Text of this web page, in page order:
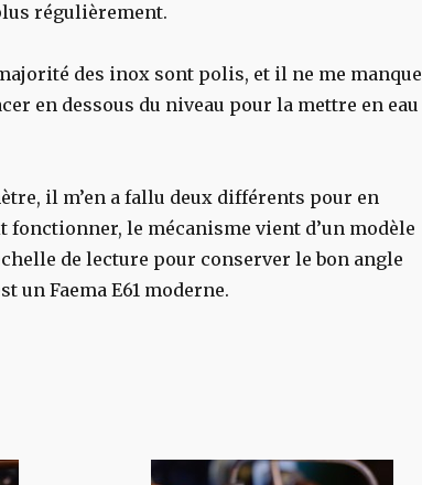
régulièrement.
des inox sont polis, et il ne me manque
en dessous du niveau pour la mettre en eau
il m’en a fallu deux différents pour en
fonctionner, le mécanisme vient d’un modèle
de lecture pour conserver le bon angle
un Faema E61 moderne.